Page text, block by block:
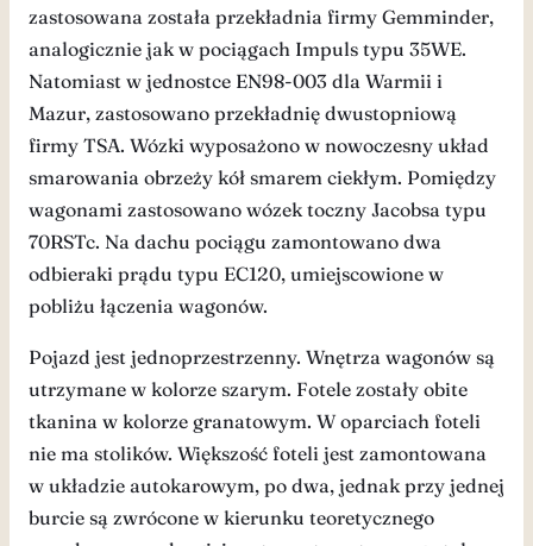
zastosowana została przekładnia firmy Gemminder,
analogicznie jak w pociągach Impuls typu 35WE.
Natomiast w jednostce EN98-003 dla Warmii i
Mazur, zastosowano przekładnię dwustopniową
firmy TSA. Wózki wyposażono w nowoczesny układ
smarowania obrzeży kół smarem ciekłym. Pomiędzy
wagonami zastosowano wózek toczny Jacobsa typu
70RSTc. Na dachu pociągu zamontowano dwa
odbieraki prądu typu EC120, umiejscowione w
pobliżu łączenia wagonów.
Pojazd jest jednoprzestrzenny. Wnętrza wagonów są
utrzymane w kolorze szarym. Fotele zostały obite
tkanina w kolorze granatowym. W oparciach foteli
nie ma stolików. Większość foteli jest zamontowana
w układzie autokarowym, po dwa, jednak przy jednej
burcie są zwrócone w kierunku teoretycznego